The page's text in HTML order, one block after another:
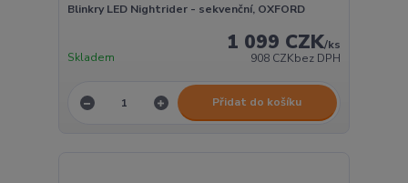
Blinkry LED Nightrider - sekvenční, OXFORD
1 099 CZK/ks
908 CZKbez DPH
Skladem
Přidat do košíku